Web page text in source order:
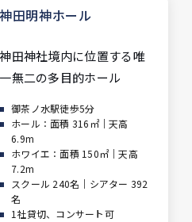
神田明神ホール
神田神社境内に位置する唯
一無二の多目的ホール
御茶ノ水駅徒歩5分
ホール：面積 316㎡｜天高
6.9m
ホワイエ：面積 150㎡｜天高
7.2m
スクール 240名｜シアター 392
名
1社貸切、コンサート可